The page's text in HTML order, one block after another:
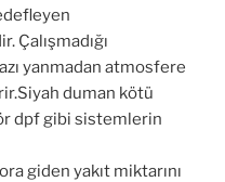
yanmadan atmosfere
duman kötü
dpf gibi sistemlerin
giden yakıt miktarını